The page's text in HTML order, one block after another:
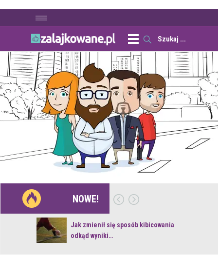
NOWE!
Jak zmienił się sposób kibicowania
odkąd wyniki…